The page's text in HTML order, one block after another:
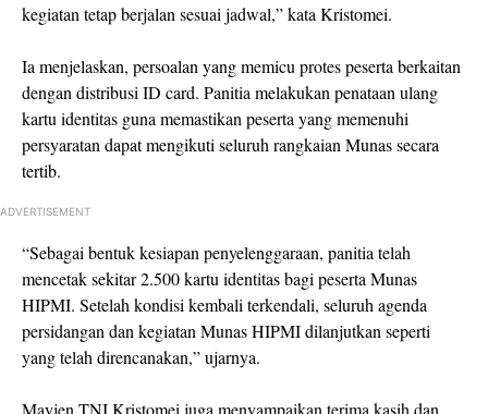
kegiatan tetap berjalan sesuai jadwal,” kata Kristomei.
Ia menjelaskan, persoalan yang memicu protes peserta berkaitan
dengan distribusi ID card. Panitia melakukan penataan ulang
kartu identitas guna memastikan peserta yang memenuhi
persyaratan dapat mengikuti seluruh rangkaian Munas secara
tertib.
ADVERTISEMENT
“Sebagai bentuk kesiapan penyelenggaraan, panitia telah
mencetak sekitar 2.500 kartu identitas bagi peserta Munas
HIPMI. Setelah kondisi kembali terkendali, seluruh agenda
persidangan dan kegiatan Munas HIPMI dilanjutkan seperti
yang telah direncanakan,” ujarnya.
Mayjen TNI Kristomei juga menyampaikan terima kasih dan